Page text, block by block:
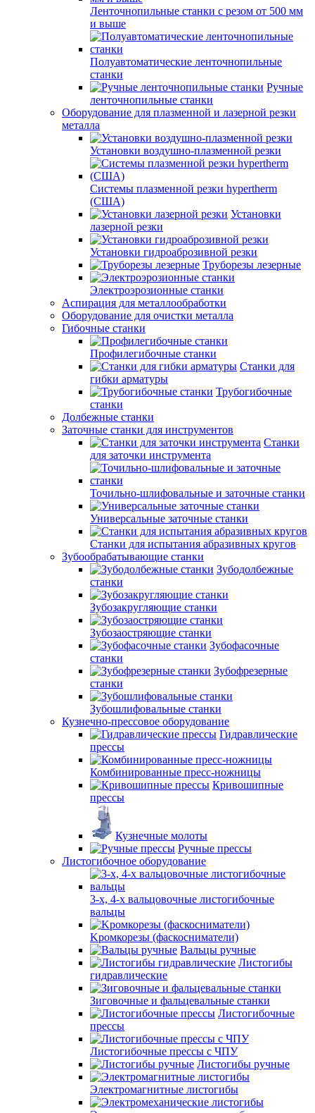
Ленточнопильные станки с резом от 500 мм
и выше
Полуавтоматические ленточнопильные
станки
Ручные
ленточнопильные станки
Оборудование для плазменной и лазерной резки
металла
Установки воздушно-плазменной резки
Системы плазменной резки hypertherm
(США)
Установки
лазерной резки
Установки гидроаброзивной резки
Труборезы лезерные
Электроэрозионные станки
Аспирация для металлообработки
Оборудование для очистки металла
Гибочные станки
Профилегибочные станки
Станки для
гибки арматуры
Трубогибочные
станки
Долбежные станки
Заточные станки для инструментов
Станки
для заточки инструмента
Точильно-шлифовальные и заточные станки
Универсальные заточные станки
Станки для испытания абразивных кругов
Зубообрабатывающие станки
Зубодолбежные
станки
Зубозакругляющие станки
Зубозаостряющие станки
Зубофасочные
станки
Зубофрезерные
станки
Зубошлифовальные станки
Кузнечно-прессовое оборудование
Гидравлические
прессы
Комбинированные пресс-ножницы
Кривошипные
прессы
Кузнечные молоты
Ручные прессы
Листогибочное оборудование
3-х, 4-х вальцовочные листогибочные
вальцы
Kромкорезы (фаскосниматели)
Вальцы ручные
Листогибы
гидравлические
Зиговочные и фальцевальные станки
Листогибочные
прессы
Листогибочные прессы с ЧПУ
Листогибы ручные
Электромагнитные листогибы